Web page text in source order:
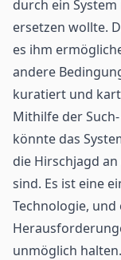
durch ein System
ersetzen wollte.
es ihm
andere
kuratiert und
Mithilfe der
könnte das
die Hirschjagd
sind. Es ist eine
Technologie, und
unmöglich halten.